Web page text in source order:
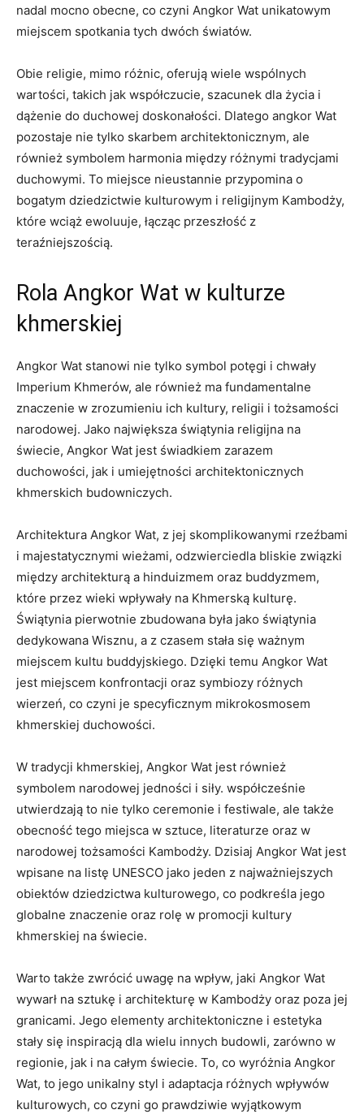
nadal mocno obecne, co czyni Angkor Wat unikatowym
miejscem spotkania tych dwóch światów.
Obie religie, mimo różnic, oferują wiele wspólnych
wartości, takich jak współczucie, szacunek dla życia i
dążenie do duchowej doskonałości. Dlatego angkor Wat
pozostaje nie tylko skarbem architektonicznym, ale
również symbolem harmonia między różnymi tradycjami
duchowymi. To miejsce nieustannie przypomina o
bogatym dziedzictwie kulturowym i religijnym Kambodży,
które wciąż ewoluuje, łącząc przeszłość z
teraźniejszością.
Rola Angkor Wat w kulturze
khmerskiej
Angkor Wat stanowi nie tylko symbol potęgi i chwały
Imperium Khmerów, ale również ma fundamentalne
znaczenie w zrozumieniu ich kultury, religii i tożsamości
narodowej. Jako największa świątynia religijna na
świecie, Angkor Wat jest świadkiem zarazem
duchowości, jak i umiejętności architektonicznych
khmerskich budowniczych.
Architektura Angkor Wat, z jej skomplikowanymi rzeźbami
i majestatycznymi wieżami, odzwierciedla bliskie związki
między architekturą a hinduizmem oraz buddyzmem,
które przez wieki wpływały na Khmerską kulturę.
Świątynia pierwotnie zbudowana była jako świątynia
dedykowana Wisznu, a z czasem stała się ważnym
miejscem kultu buddyjskiego. Dzięki temu Angkor Wat
jest miejscem konfrontacji oraz symbiozy różnych
wierzeń, co czyni je specyficznym mikrokosmosem
khmerskiej duchowości.
W tradycji khmerskiej, Angkor Wat jest również
symbolem narodowej jedności i siły. współcześnie
utwierdzają to nie tylko ceremonie i festiwale, ale także
obecność tego miejsca w sztuce, literaturze oraz w
narodowej tożsamości Kambodży. Dzisiaj Angkor Wat jest
wpisane na listę UNESCO jako jeden z najważniejszych
obiektów dziedzictwa kulturowego, co podkreśla jego
globalne znaczenie oraz rolę w promocji kultury
khmerskiej na świecie.
Warto także zwrócić uwagę na wpływ, jaki Angkor Wat
wywarł na sztukę i architekturę w Kambodży oraz poza jej
granicami. Jego elementy architektoniczne i estetyka
stały się inspiracją dla wielu innych budowli, zarówno w
regionie, jak i na całym świecie. To, co wyróżnia Angkor
Wat, to jego unikalny styl i adaptacja różnych wpływów
kulturowych, co czyni go prawdziwie wyjątkowym